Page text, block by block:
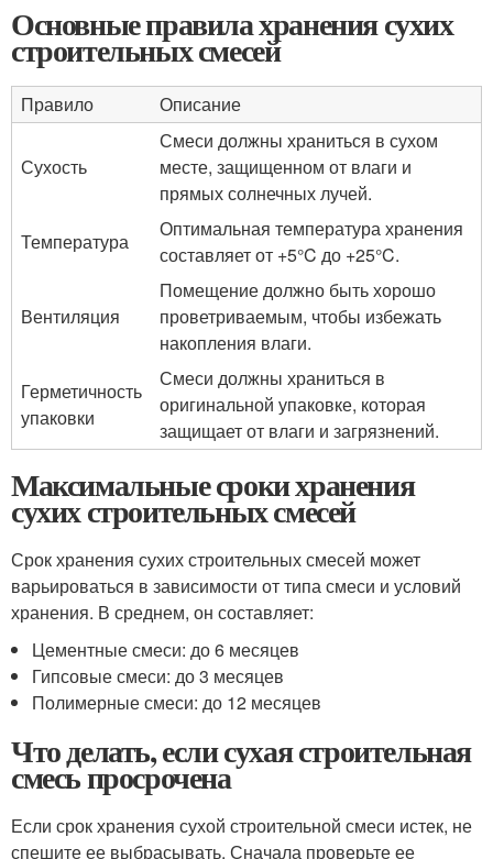
Основные правила хранения сухих
строительных смесей
Правило Описание
Сухость
Смеси должны храниться в сухом
месте, защищенном от влаги и
прямых солнечных лучей.
Температура
Оптимальная температура хранения
составляет от +5°C до +25°C.
Вентиляция
Помещение должно быть хорошо
проветриваемым, чтобы избежать
накопления влаги.
Герметичность
упаковки
Смеси должны храниться в
оригинальной упаковке, которая
защищает от влаги и загрязнений.
Максимальные сроки хранения
сухих строительных смесей
Срок хранения сухих строительных смесей может
варьироваться в зависимости от типа смеси и условий
хранения. В среднем, он составляет:
Цементные смеси: до 6 месяцев
Гипсовые смеси: до 3 месяцев
Полимерные смеси: до 12 месяцев
Что делать, если сухая строительная
смесь просрочена
Если срок хранения сухой строительной смеси истек, не
спешите ее выбрасывать. Сначала проверьте ее